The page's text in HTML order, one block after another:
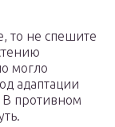
то не спешите
могло
адаптации
В противном